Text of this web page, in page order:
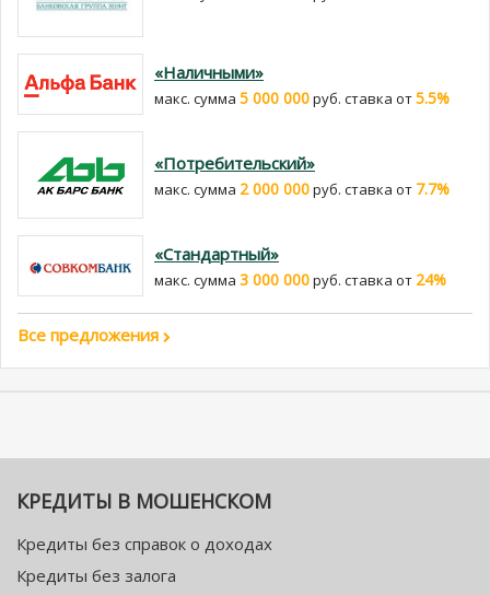
«Наличными»
макс. сумма 5 000 000руб. cтавка от5.5%
«Потребительский»
макс. сумма 2 000 000руб. cтавка от 7.7%
«Стандартный»
макс. сумма 3 000 000руб. cтавка от 24%
Все предложения
КРЕДИТЫ В МОШЕНСКОМ
Кредиты без справок о доходах
Кредиты без залога